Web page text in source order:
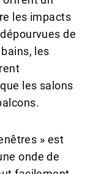
les impacts
de
les
les salons
» est
onde de